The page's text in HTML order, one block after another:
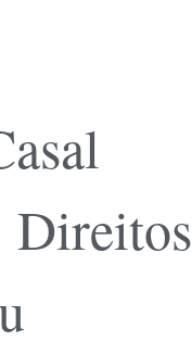
Direitos